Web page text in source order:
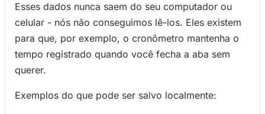
Esses dados nunca saem do seu computador ou
celular - nós não conseguimos lê-los. Eles existem
para que, por exemplo, o cronômetro mantenha o
tempo registrado quando você fecha a aba sem
querer.
Exemplos do que pode ser salvo localmente: